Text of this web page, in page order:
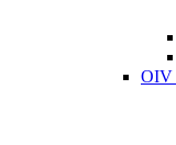
OIV